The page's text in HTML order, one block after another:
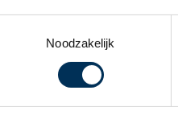
Noodzakelijk
door te kiezen voor
of tijdelijk een andere